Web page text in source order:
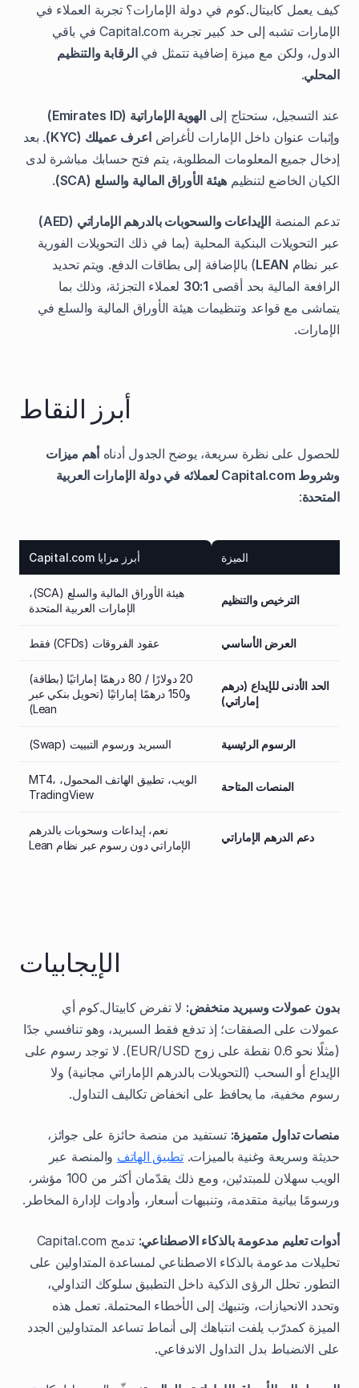
كيف يعمل كابيتال.كوم في دولة الإمارات؟ تجربة العملاء في
الإمارات تشبه إلى حد كبير تجربة Capital.com في باقي
الدول، ولكن مع ميزة إضافية تتمثل فيالرقابة والتنظيم
المحلي.
عند التسجيل، ستحتاج إلىالهوية الإماراتية (Emirates ID)
وإثبات عنوان داخل الإمارات لأغراض اعرف عميلك (KYC)
. بعد
إدخال جميع المعلومات المطلوبة، يتم فتح حسابك مباشرة لدى
الكيان الخاضع لتنظيم هيئة الأوراق المالية والسلع (SCA) .
تدعم المنصةالإيداعات والسحوبات بالدرهم الإماراتي (AED)
عبر التحويلات البنكية المحلية (بما في ذلك التحويلات الفورية
عبر نظام LEAN) بالإضافة إلى بطاقات الدفع. ويتم تحديد
الرافعة المالية بحد أقصى 30:1 لعملاء التجزئة، وذلك بما
يتماشى مع قواعد وتنظيمات هيئة الأوراق المالية والسلع في
الإمارات.
أبرز النقاط
للحصول على نظرة سريعة، يوضح الجدول أدناهأهم ميزات
وشروط Capital.com لعملائه في دولة الإمارات العربية
المتحدة:
الميزة أبرز مزايا Capital.com
الترخيص والتنظيم
هيئة الأوراق المالية والسلع (SCA)،
الإمارات العربية المتحدة
العرض الأساسي عقود الفروقات (CFDs) فقط
الحد الأدنى للإيداع (درهم
إماراتي)
20 دولارًا / 80 درهمًا إماراتيًا (بطاقة)
و150 درهمًا إماراتيًا (تحويل بنكي عبر
Lean)
الرسوم الرئيسية السبريد ورسوم التبييت (Swap)
المنصات المتاحة
الويب، تطبيق الهاتف المحمول، MT4،
TradingView
دعم الدرهم الإماراتي
نعم، إيداعات وسحوبات بالدرهم
الإماراتي دون رسوم عبر نظام Lean
الإيجابيات
بدون عمولات وسبريد منخفض: لا تفرض كابيتال.كوم أي
عمولات على الصفقات؛ إذ تدفع فقط السبريد، وهو تنافسي جدًا
(مثلًا نحو ‎0.6‎ نقطة على زوج EUR/USD). لا توجد رسوم على
الإيداع أو السحب (التحويلات بالدرهم الإماراتي مجانية) ولا
رسوم مخفية، ما يحافظ على انخفاض تكاليف التداول.
منصات تداول متميزة: تستفيد من منصة حائزة على جوائز،
حديثة وسريعة وغنية بالميزات.تطبيق الهاتف والمنصة عبر
الويب سهلان للمبتدئين، ومع ذلك يقدّمان أكثر من 100 مؤشر،
ورسومًا بيانية متقدمة، وتنبيهات أسعار، وأدوات لإدارة المخاطر.
أدوات تعليم مدعومة بالذكاء الاصطناعي:
تدمج Capital.com
تحليلات مدعومة بالذكاء الاصطناعي لمساعدة المتداولين على
التطور. تحلل الرؤى الذكية داخل التطبيق سلوكك التداولي،
وتحدد الانحيازات، وتنبهك إلى الأخطاء المحتملة. تعمل هذه
الميزة كمدرّب يلفت انتباهك إلى أنماط تساعد المتداولين الجدد
على الانضباط بدل التداول الاندفاعي.